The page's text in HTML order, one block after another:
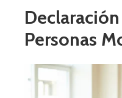
Personas